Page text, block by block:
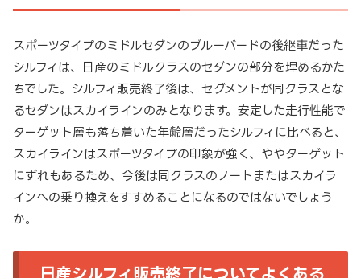
スポーツタイプのミドルセダンのブルーバードの後継車だった
シルフィは、日産のミドルクラスのセダンの部分を埋めるかた
ちでした。シルフィ販売終了後は、セグメントが同クラスとな
るセダンはスカイラインのみとなります。安定した走行性能で
ターゲット層も落ち着いた年齢層だったシルフィに比べると、
スカイラインはスポーツタイプの印象が強く、ややターゲット
にずれもあるため、今後は同クラスのノートまたはスカイラ
インへの乗り換えをすすめることになるのではないでしょう
か。
日産シルフィ販売終了についてよくある